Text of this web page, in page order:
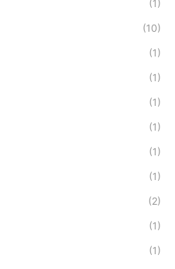
(1)
(10)
(1)
(1)
(1)
(1)
(1)
(1)
(2)
(1)
(1)